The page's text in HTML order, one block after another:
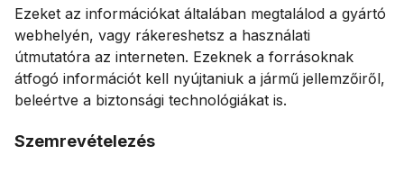
Ezeket az információkat általában megtalálod a gyártó
webhelyén, vagy rákereshetsz a használati
útmutatóra az interneten. Ezeknek a forrásoknak
átfogó információt kell nyújtaniuk a jármű jellemzőiről,
beleértve a biztonsági technológiákat is.
Szemrevételezés